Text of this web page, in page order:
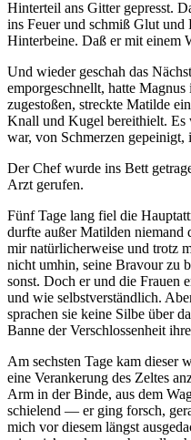
Hinterteil ans Gitter gepresst.
ins Feuer und schmiß Glut
Hinterbeine. Daß er mit einem
Und wieder geschah das
emporgeschnellt, hatte
zugestoßen, streckte Matilde
Knall und Kugel bereithielt.
war, von Schmerzen gepeinigt,
Der Chef wurde ins Bett
Arzt gerufen.
Fünf Tage lang fiel die
durfte außer Matilden niemand
mir natürlicherweise und trotz
nicht umhin, seine Bravour zu
sonst. Doch er und die Frauen
und wie selbstverständlich.
sprachen sie keine Silbe über
Banne der Verschlossenheit
Am sechsten Tage kam dieser
eine Verankerung des Zeltes
Arm in der Binde, aus dem
schielend — er ging forsch,
mich vor diesem längst